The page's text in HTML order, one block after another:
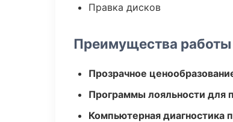
Правка дисков
Преимущества работы
Прозрачное
Программы лояльности для
Компьютерная диагностика